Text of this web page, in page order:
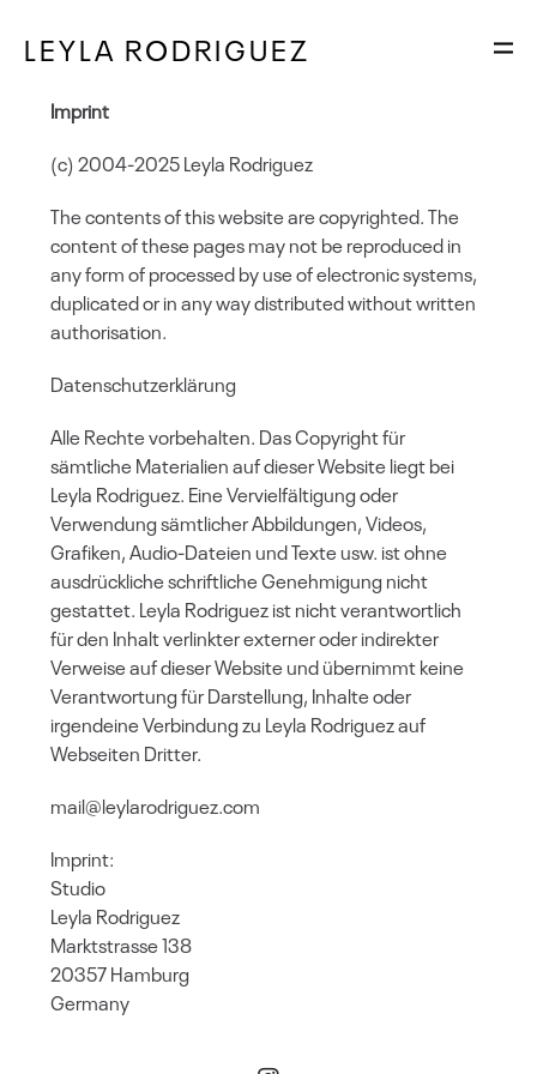
LEYLA RODRIGUEZ
Imprint
(c) 2004-2025 Leyla Rodriguez
The contents of this website are copyrighted. The
content of these pages may not be reproduced in
any form of processed by use of electronic systems,
duplicated or in any way distributed without written
authorisation.
Datenschutzerklärung
Alle Rechte vorbehalten. Das Copyright für
sämtliche Materialien auf dieser Website liegt bei
Leyla Rodriguez. Eine Vervielfältigung oder
Verwendung sämtlicher Abbildungen, Videos,
Grafiken, Audio-Dateien und Texte usw. ist ohne
ausdrückliche schriftliche Genehmigung nicht
gestattet. Leyla Rodriguez ist nicht verantwortlich
für den Inhalt verlinkter externer oder indirekter
Verweise auf dieser Website und übernimmt keine
Verantwortung für Darstellung, Inhalte oder
irgendeine Verbindung zu Leyla Rodriguez auf
Webseiten Dritter.
mail@leylarodriguez.com
Imprint:
Studio
Leyla Rodriguez
Marktstrasse 138
20357 Hamburg
Germany